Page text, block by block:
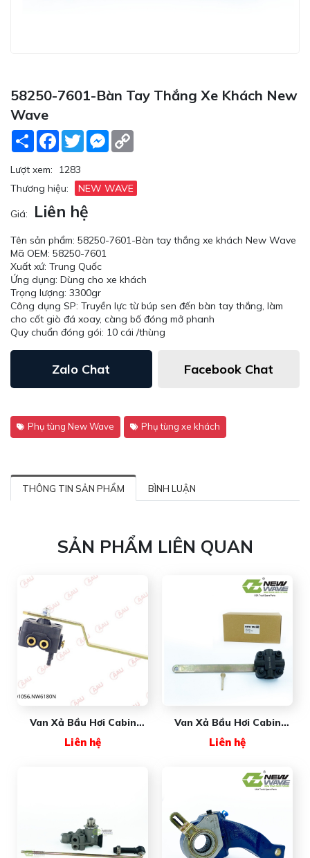
58250-7601-Bàn Tay Thắng Xe Khách New
Wave
Share Facebook
TwitterMessenger
Lượt xem:
1283
Thương hiệu:
NEW WAVE
Giá: Liên hệ
Tên sản phẩm: 58250-7601-Bàn tay thắng xe khách New Wave
Mã OEM: 58250-7601
Xuất xứ: Trung Quốc
Ứng dụng: Dùng cho xe khách
Trọng lượng: 3300gr
Công dụng SP: Truyền lực từ búp sen đến bàn tay thắng, làm
cho cốt giò đá xoay, càng bố đóng mở phanh
Quy chuẩn đóng gói: 10 cái /thùng
Zalo Chat Facebook Chat
Phụ tùng New Wave Phụ tùng xe khách
THÔNG TIN SẢN PHẨM BÌNH LUẬN
SẢN PHẨM LIÊN QUAN
Van Xả Bầu Hơi Cabin
New Wave Premium
Liên hệ
Van Xả Bầu Hơi Cabin
Wave Premium (Xe
Liên hệ